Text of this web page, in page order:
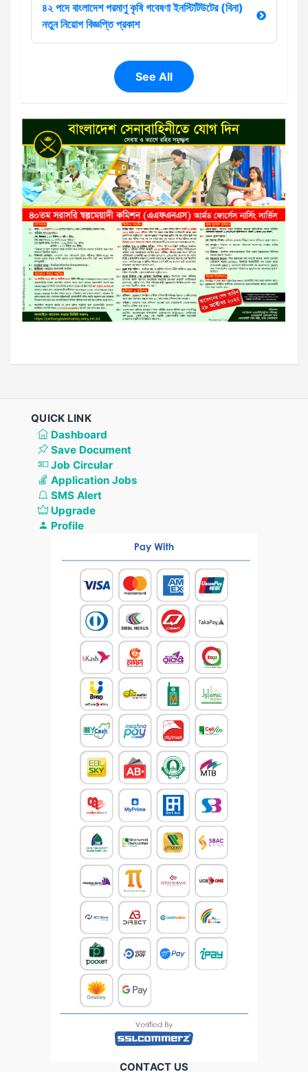
৪২ পদে বাংলাদেশ পরমাণু কৃষি গবেষণা ইনস্টিটিউটের (বিনা)
নতুন নিয়োগ বিজ্ঞপ্তি প্রকাশ
See All
QUICK LINK
Dashboard
Save Document
Job Circular
Application Jobs
SMS Alert
Upgrade
Profile
CONTACT US